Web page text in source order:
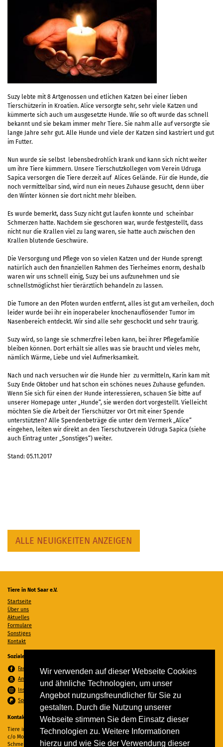
Wir verwenden auf dieser Webseite Cookies
und ähnliche Technologien, um unser
Angebot nutzungsfreundlicher für Sie zu
gestalten. Durch die Nutzung unserer
Webseite stimmen Sie dem Einsatz dieser
Technologien zu. Weitere Informationen
hierzu und wie Sie der Verwendung dieser
Suzy lebte mit 8 Artgenossen und etlichen Katzen bei einer lieben
Tierschützerin in Kroatien. Alice versorgte sehr, sehr viele Katzen und
kümmerte sich auch um ausgesetzte Hunde. Wie so oft wurde das schnell
bekannt und sie bekam immer mehr Tiere. Sie nahm alle auf versorgte sie
lange Jahre sehr gut. Alle Hunde und viele der Katzen sind kastriert und gut
im Futter.
Nun wurde sie selbst lebensbedrohlich krank und kann sich nicht weiter
um ihre Tiere kümmern. Unsere Tierschutzkollegen vom Verein Udruga
Sapica versorgen die Tiere derzeit auf Alices Gelände. Für die Hunde, die
noch vermittelbar sind, wird nun ein neues Zuhause gesucht, denn über
den Winter können sie dort nicht mehr bleiben.
Es wurde bemerkt, dass Suzy nicht gut laufen konnte und scheinbar
Schmerzen hatte. Nachdem sie geschoren war, wurde festgestellt, dass
nicht nur die Krallen viel zu lang waren, sie hatte auch zwischen den
Krallen blutende Geschwüre.
Die Versorgung und Pflege von so vielen Katzen und der Hunde sprengt
natürlich auch den finanziellen Rahmen des Tierheimes enorm, deshalb
waren wir uns schnell einig, Suzy bei uns aufzunehmen und sie
schnellstmöglichst hier tierärztlich behandeln zu lassen.
Die Tumore an den Pfoten wurden entfernt, alles ist gut am verheilen, doch
leider wurde bei ihr ein inoperabeler knochenauflösender Tumor im
Nasenbereich entdeckt. Wir sind alle sehr geschockt und sehr traurig.
Suzy wird, so lange sie schmerzfrei leben kann, bei ihrer Pflegefamilie
bleiben können. Dort erhält sie alles was sie braucht und vieles mehr,
nämlich Wärme, Liebe und viel Aufmerksamkeit.
Nach und nach versuchen wir die Hunde hier zu vermitteln, Karin kam mit
Suzy Ende Oktober und hat schon ein schönes neues Zuhause gefunden.
Wenn Sie sich für einen der Hunde interessieren, schauen Sie bitte auf
unserer Homepage unter „Hunde“, sie werden dort vorgestellt. Vielleicht
möchten Sie die Arbeit der Tierschützer vor Ort mit einer Spende
unterstützten? Alle Spendenbeträge die unter dem Vermerk „Alice“
eingehen, leiten wir direkt an den Tierschutzverein Udruga Sapica (siehe
auch Eintrag unter „Sonstiges“) weiter.
Stand: 05.11.2017
ALLE NEUIGKEITEN ANZEIGEN
Tiere in Not Saar e.V.
Startseite
Über uns
Aktuelles
Formulare
Sonstiges
Kontakt
Soziale Medien
Facebook
Amazon Wunschzettel
Instagram
Spenden per PayPal
Kontakt
Tiere in Not Saar e.V.
c/o Monika Ewen
Schmelzer Straße 22